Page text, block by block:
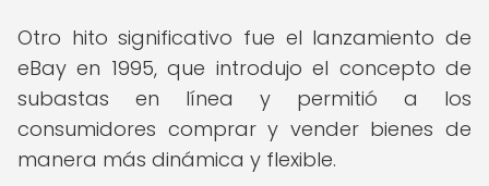
Otro hito significativo fue el lanzamiento de
eBay en 1995, que introdujo el concepto de
subastas en línea y permitió a los
consumidores comprar y vender bienes de
manera más dinámica y flexible.